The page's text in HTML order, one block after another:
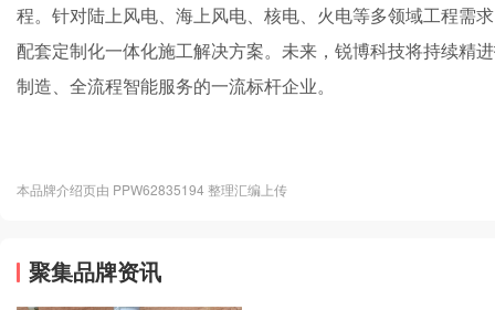
程。针对陆上风电、海上风电、核电、火电等多领域工程需
配套定制化一体化施工解决方案。未来，锐博科技将持续精
制造、全流程智能服务的一流标杆企业。
本品牌介绍页由 PPW62835194 整理汇编上传
聚集品牌资讯